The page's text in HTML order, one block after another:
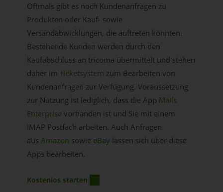
Oftmals gibt es noch Kundenanfragen zu
Produkten oder Kauf- sowie
Versandabwicklungen, die auftreten könnten.
Bestehende Kunden werden durch den
Kaufabschluss an tricoma übermittelt und stehen
daher im Ticketsystem zum Bearbeiten von
Kundenanfragen zur Verfügung. Voraussetzung
zur Nutzung ist lediglich, dass die App Mails
Enterprisevorhanden ist und Sie mit einem
IMAP Postfach arbeiten. Auch Anfragen
aus Amazon sowie eBay lassen sich über diese
Apps bearbeiten.
Kostenlos starten